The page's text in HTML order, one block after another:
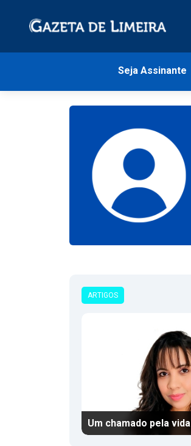
Seja Assinante
ARTIGOS
Um chamado pela vida